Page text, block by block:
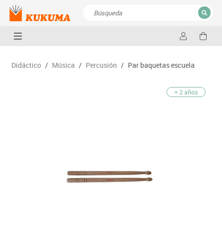
CERRAR
Didáctico / Música / Percusión / Par baquetas escuela
+ 2 años